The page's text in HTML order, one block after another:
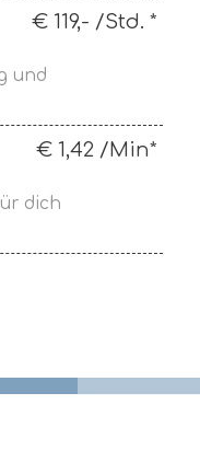
€ 119,- /Std. *
und
€ 1,42 /Min*
dich